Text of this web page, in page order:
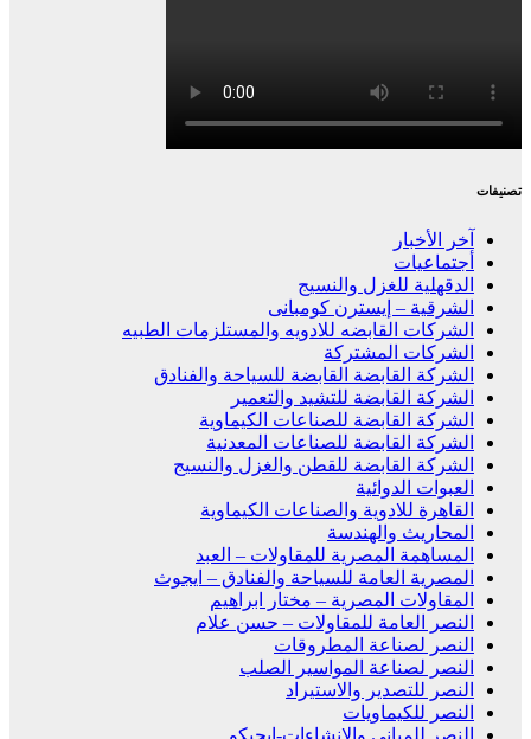
تصنيفات
آخر الأخبار
أجتماعيات
الدقهلية للغزل والنسيج
الشرقية – إيسترن كومبانى
الشركات القابضه للادويه والمستلزمات الطبيه
الشركات المشتركة
الشركة القابضة القابضة للسياحة والفنادق
الشركة القابضة للتشيد والتعمير
الشركة القابضة للصناعات الكيماوية
الشركة القابضة للصناعات المعدنية
الشركة القابضة للقطن والغزل والنسيج
العبوات الدوائية
القاهرة للادوية والصناعات الكيماوية
المحاريث والهندسة
المساهمة المصرية للمقاولات – العبد
المصرية العامة للسياحة والفنادق – ايجوث
المقاولات المصرية – مختار ابراهيم
النصر العامة للمقاولات – حسن علام
النصر لصناعة المطروقات
النصر لصناعة المواسير الصلب
النصر للتصدير والاستيراد
النصر للكيماويات
النصر للمبانى والانشاءات-ايجيكو